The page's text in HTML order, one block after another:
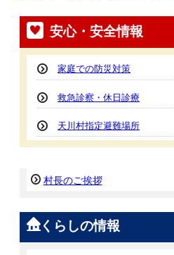
安心・安全情報
家庭での防災対策
救急診察・休日診療
天川村指定避難場所
村長のご挨拶
くらしの情報